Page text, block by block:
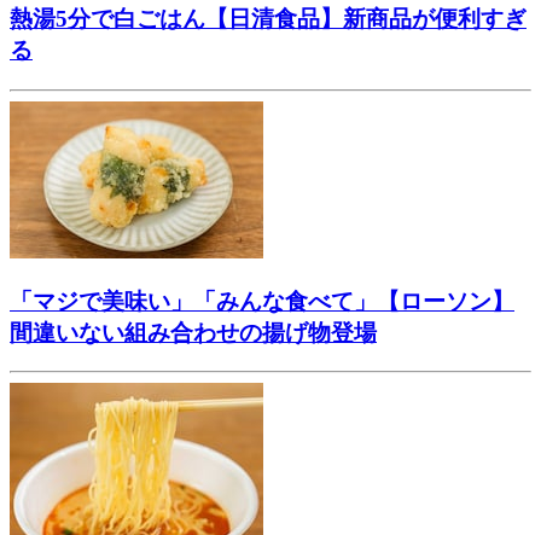
熱湯5分で白ごはん【日清食品】新商品が便利すぎ
る
「マジで美味い」「みんな食べて」【ローソン】
間違いない組み合わせの揚げ物登場